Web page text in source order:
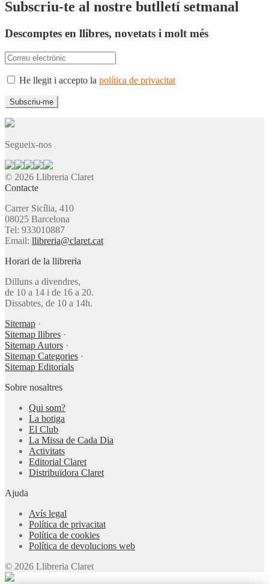
Subscriu-te al nostre butlletí setmanal
Descomptes en llibres, novetats i molt més
He llegit i accepto la política de privacitat
Segueix-nos
© 2026 Llibreria Claret
Contacte
Carrer Sicília, 410
08025 Barcelona
Tel: 933010887
Email: llibreria@claret.cat
Horari de la llibreria
Dilluns a divendres,
de 10 a 14 i de 16 a 20.
Dissabtes, de 10 a 14h.
Sitemap ·
Sitemap llibres ·
Sitemap Autors ·
Sitemap Categories ·
Sitemap Editorials
Sobre nosaltres
Qui som?
La botiga
El Club
La Missa de Cada Dia
Activitats
Editorial Claret
Distribuïdora Claret
Ajuda
Avís legal
Política de privacitat
Política de cookies
Política de devolucions web
© 2026 Llibreria Claret